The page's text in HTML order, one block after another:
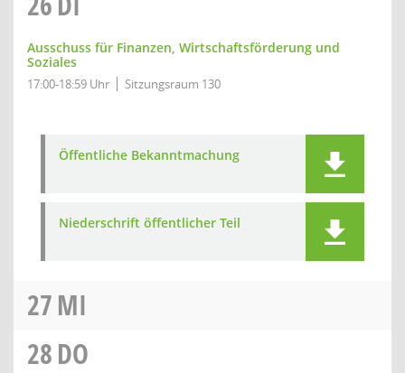
Ausschuss für Finanzen, Wirtschaftsförderung und
Soziales
17:00-18:59 Uhr Sitzungsraum 130
Öffentliche Bekanntmachung
Niederschrift öffentlicher Teil
27MI
28DO